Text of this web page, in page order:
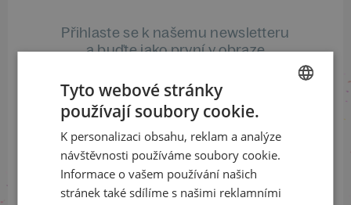
Přihlaste se k našemu newsletteru
a buďte jako první v obraze
ODEBÍRAT NEWSLETTER
Sledujte nás na sociálních sítích
LinkedInflickr
ENGLISH
Tyto webové stránky
používají soubory cookie.
K personalizaci obsahu, reklam a analýze
návštěvnosti používáme soubory cookie.
Informace o vašem používání našich
stránek také sdílíme s našimi reklamními